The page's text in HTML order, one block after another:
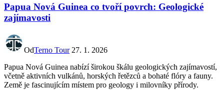
Papua Nová Guinea co tvoří povrch: Geologické
zajímavosti
OdTerno Tour 27. 1. 2026
Papua Nová Guinea nabízí širokou škálu geologických zajímavostí,
včetně aktivních vulkánů, horských řetězců a bohaté flóry a fauny.
Země je fascinujícím místem pro geology i milovníky přírody.